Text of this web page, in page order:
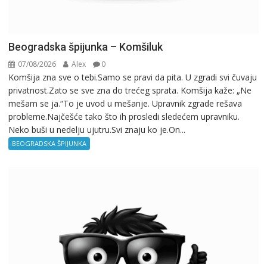
Beogradska špijunka – Komšiluk
07/08/2026 Alex 0
Komšija zna sve o tebi.Samo se pravi da pita. U zgradi svi čuvaju
privatnost.Zato se sve zna do trećeg sprata. Komšija kaže: „Ne
mešam se ja.“To je uvod u mešanje. Upravnik zgrade rešava
probleme.Najčešće tako što ih prosledi sledećem upravniku.
Neko buši u nedelju ujutru.Svi znaju ko je.On...
BEOGRADSKA ŠPIJUNKA